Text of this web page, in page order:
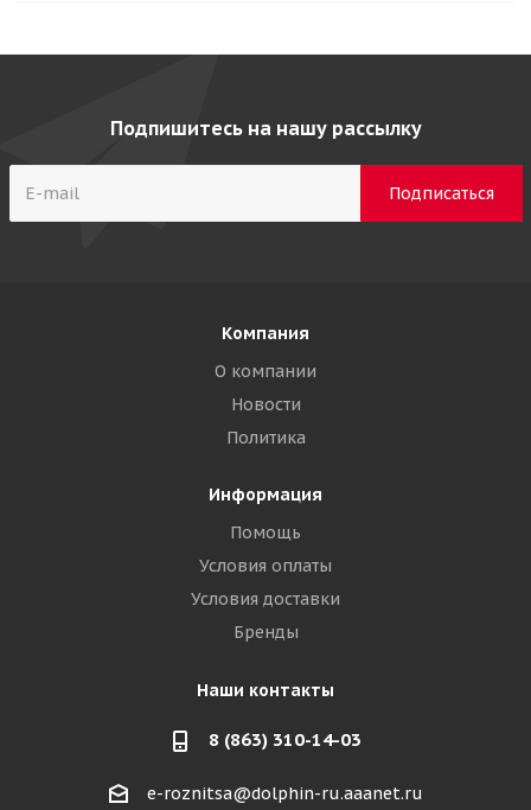
Подпишитесь на нашу рассылку
Компания
О компании
Новости
Политика
Информация
Помощь
Условия оплаты
Условия доставки
Бренды
Наши контакты
8 (863) 310-14-03
e-roznitsa@dolphin-ru.aaanet.ru